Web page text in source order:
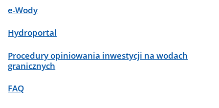
e-Wody
Hydroportal
Procedury opiniowania inwestycji na wodach
granicznych
FAQ